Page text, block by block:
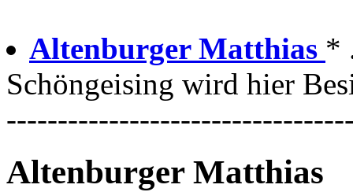
Altenburger Matthias *
Schöngeising wird hier
Altenburger Matthias